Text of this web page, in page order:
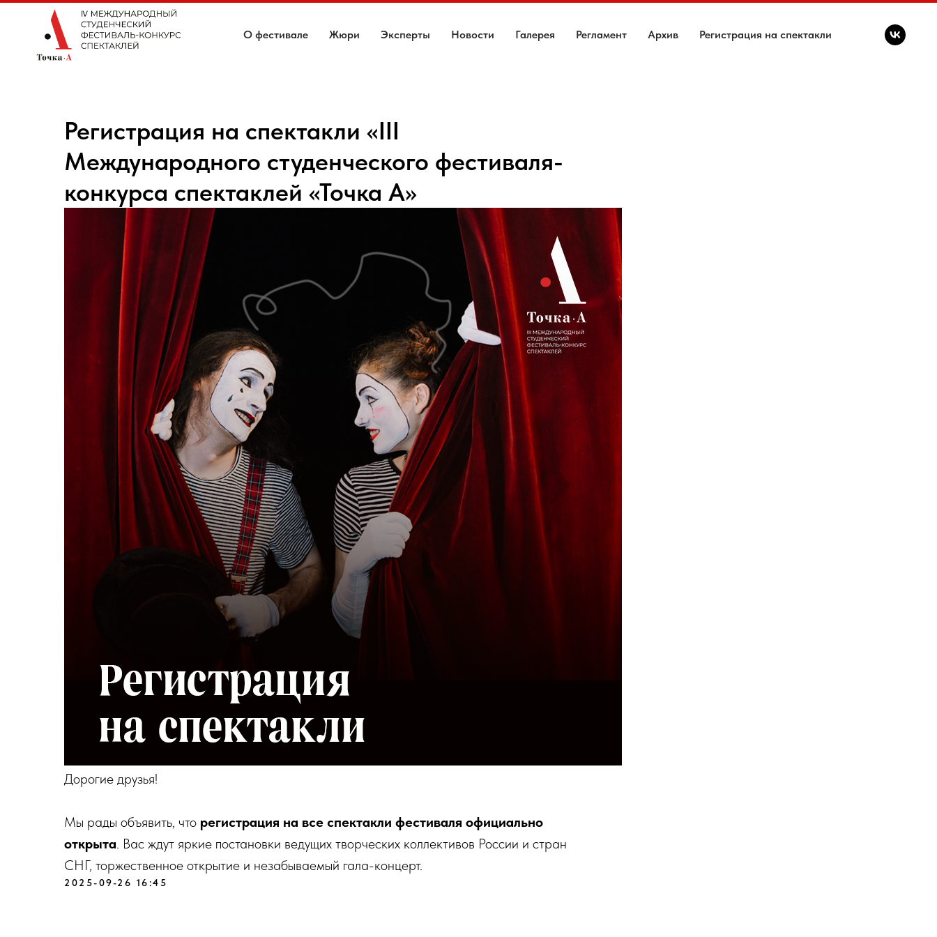
О фестивале Жюри Эксперты Новости Галерея Регламент Архив Регистрация на спектакли
Регистрация на спектакли «III
Международного студенческого фестиваля-
конкурса спектаклей «Точка А»
Дорогие друзья!
Мы рады объявить, что регистрация на все спектакли фестиваля официально
открыта. Вас ждут яркие постановки ведущих творческих коллективов России и стран
СНГ, торжественное открытие и незабываемый гала-концерт.
2025-09-26 16:45